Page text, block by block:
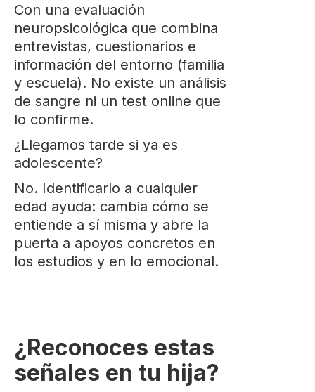
Con una evaluación
neuropsicológica que combina
entrevistas, cuestionarios e
información del entorno (familia
y escuela). No existe un análisis
de sangre ni un test online que
lo confirme.
¿Llegamos tarde si ya es
adolescente?
No. Identificarlo a cualquier
edad ayuda: cambia cómo se
entiende a sí misma y abre la
puerta a apoyos concretos en
los estudios y en lo emocional.
¿Reconoces estas
señales en tu hija?